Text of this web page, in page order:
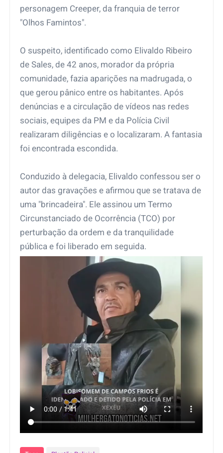
personagem Creeper, da franquia de terror
"Olhos Famintos".
O suspeito, identificado como Elivaldo Ribeiro
de Sales, de 42 anos, morador da própria
comunidade, fazia aparições na madrugada, o
que gerou pânico entre os habitantes. Após
denúncias e a circulação de vídeos nas redes
sociais, equipes da PM e da Polícia Civil
realizaram diligências e o localizaram. A fantasia
foi encontrada escondida.
Conduzido à delegacia, Elivaldo confessou ser o
autor das gravações e afirmou que se tratava de
uma "brincadeira". Ele assinou um Termo
Circunstanciado de Ocorrência (TCO) por
perturbação da ordem e da tranquilidade
pública e foi liberado em seguida.